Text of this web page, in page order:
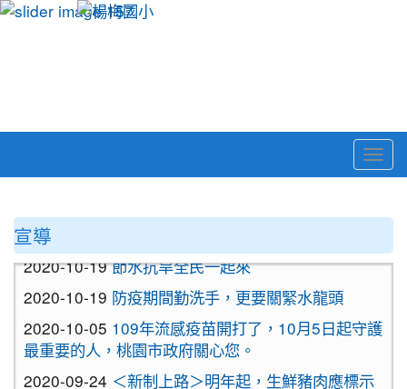
宣導
2020-10-19節水抗旱全民一起來
2020-10-19 防疫期間勤洗手，更要關緊水龍頭
2020-10-05 109年流感疫苗開打了，10月5日起守護
最重要的人，桃園市政府關心您。
2020-09-24 ＜新制上路＞明年起，生鮮豬肉應標示